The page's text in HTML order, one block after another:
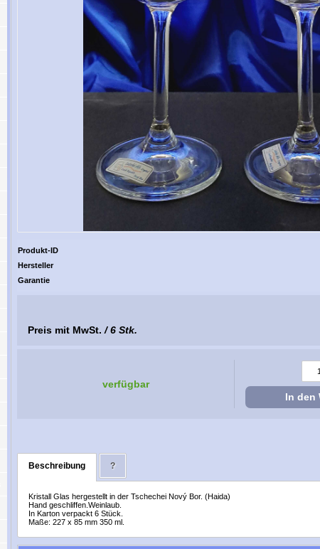
Produkt-ID
Hersteller
Garantie
Preis mit MwSt. / 6 Stk.
verfügbar
In den
Beschreibung ?
Kristall Glas hergestellt in der Tschechei Nový Bor. (Haida)
Hand geschliffen.Weinlaub.
In Karton verpackt 6 Stück.
Maße: 227 x 85 mm 350 ml.